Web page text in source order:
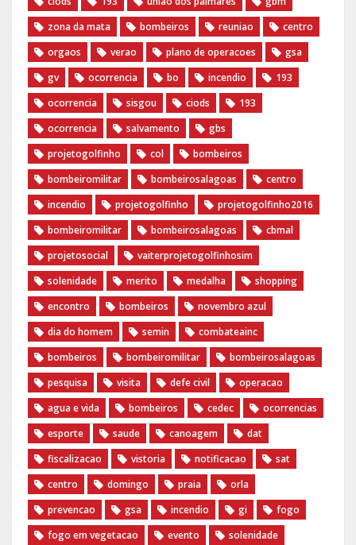
zona da mata
bombeiros reuniao
centro
orgaos
verao plano de operacoes
gsa
gv
ocorrencia bo incendio
193
ocorrencia
sisgou ciods
193
ocorrencia
salvamento
gbs
projetogolfinho
col
bombeiros
bombeiromilitar
bombeirosalagoas
centro
incendio
‪projetogolfinho‬
‎projetogolfinho2016
‎bombeiromilitar‬
‎bombeirosalagoas‬
‎cbmal‬
‎projetosocial‬‪
vaiterprojetogolfinhosim‬
solenidade
merito medalha
shopping
encontro
bombeiros
novembro azul
dia do homem
semin
combateainc
bombeiros
bombeiromilitar
bombeirosalagoas
pesquisa
visita defe civil
operacao
agua e vida
bombeiros cedec
ocorrencias
esporte
saude canoagem
dat
fiscalizacao
vistoria notificacao
sat
centro
domingo praia
orla
prevencao
gsa incendio gi
fogo
fogo em vegetacao
evento
solenidade